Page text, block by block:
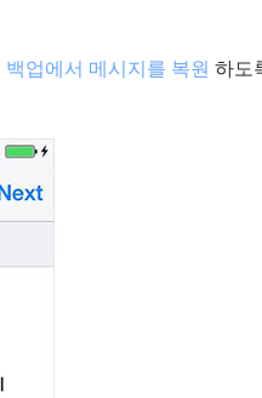
백업에서 메시지를 복원 하도